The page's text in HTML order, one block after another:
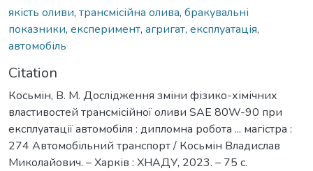
якість оливи, трансмісійна олива, бракувальні
показники, експеримент, агригат, експлуатація,
автомобіль
Citation
Косьмін, В. М. Дослідження зміни фізико-хімічних
властивостей трансмісійної оливи SAE 80W-90 при
експлуатації автомобіля : дипломна робота ... магістра :
274 Автомобільний транспорт / Косьмін Владислав
Миколайович. – Харків : ХНАДУ, 2023. – 75 с.